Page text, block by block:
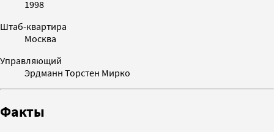
1998
Штаб-квартира
Москва
Управляющий
Эрдманн Торстен Мирко
Факты